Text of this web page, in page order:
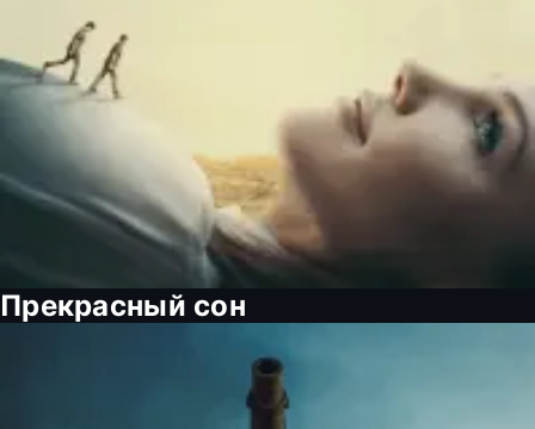
Прекрасный сон